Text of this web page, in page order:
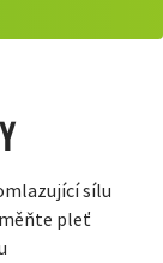
sílu
pleť